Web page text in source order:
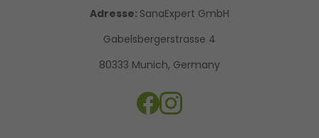
Adresse: SanaExpert GmbH
Gabelsbergerstrasse 4
80333 Munich, Germany